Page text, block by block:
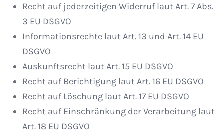
Recht auf jederzeitigen Widerruf laut Art. 7 Abs.
3 EU DSGVO
Informationsrechte laut Art. 13 und Art. 14 EU
DSGVO
Auskunftsrecht laut Art. 15 EU DSGVO
Recht auf Berichtigung laut Art. 16 EU DSGVO
Recht auf Löschung laut Art. 17 EU DSGVO
Recht auf Einschränkung der Verarbeitung laut
Art. 18 EU DSGVO